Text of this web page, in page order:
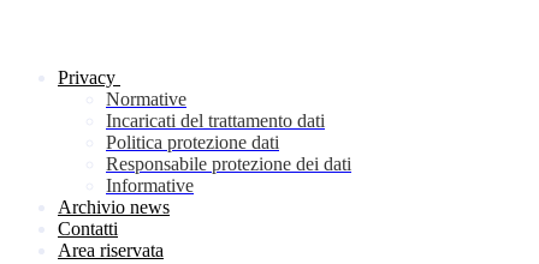
Privacy
Normative
Incaricati del trattamento dati
Politica protezione dati
Responsabile protezione dei dati
Informative
Archivio news
Contatti
Area riservata